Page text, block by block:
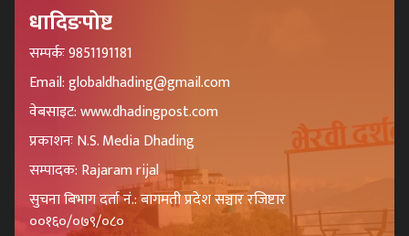
धादिङपोष्ट
सम्पर्कः 9851191181
Email: globaldhading@gmail.com
वेबसाइट: www.dhadingpost.com
प्रकाशनः N.S. Media Dhading
सम्पादक: Rajaram rijal
सुचना बिभाग दर्ता नं.: बागमती प्रदेश सञ्चार रजिष्टार
००१६०/०७९/०८०